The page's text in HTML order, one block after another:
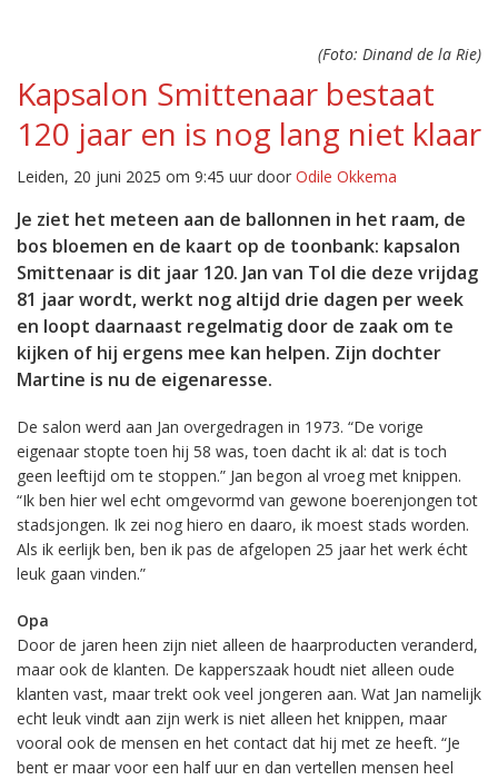
(Foto: Dinand de la Rie)
Kapsalon Smittenaar bestaat
120 jaar en is nog lang niet klaar
Leiden, 20 juni 2025 om 9:45 uur door Odile Okkema
Je ziet het meteen aan de ballonnen in het raam, de
bos bloemen en de kaart op de toonbank: kapsalon
Smittenaar is dit jaar 120. Jan van Tol die deze vrijdag
81 jaar wordt, werkt nog altijd drie dagen per week
en loopt daarnaast regelmatig door de zaak om te
kijken of hij ergens mee kan helpen. Zijn dochter
Martine is nu de eigenaresse.
De salon werd aan Jan overgedragen in 1973. “De vorige
eigenaar stopte toen hij 58 was, toen dacht ik al: dat is toch
geen leeftijd om te stoppen.” Jan begon al vroeg met knippen.
“Ik ben hier wel echt omgevormd van gewone boerenjongen tot
stadsjongen. Ik zei nog hiero en daaro, ik moest stads worden.
Als ik eerlijk ben, ben ik pas de afgelopen 25 jaar het werk écht
leuk gaan vinden.”
Opa
Door de jaren heen zijn niet alleen de haarproducten veranderd,
maar ook de klanten. De kapperszaak houdt niet alleen oude
klanten vast, maar trekt ook veel jongeren aan. Wat Jan namelijk
echt leuk vindt aan zijn werk is niet alleen het knippen, maar
vooral ook de mensen en het contact dat hij met ze heeft. “Je
bent er maar voor een half uur en dan vertellen mensen heel